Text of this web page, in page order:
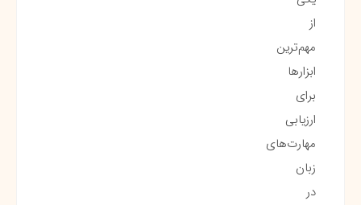
از
مهم‌ترین
ابزارها
برای
ارزیابی
مهارت‌های
زبان
در